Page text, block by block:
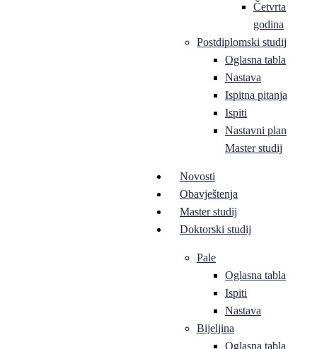
Četvrta
godina
Postdiplomski studij
Oglasna tabla
Nastava
Ispitna pitanja
Ispiti
Nastavni plan
Master studij
Novosti
Obavještenja
Master studij
Doktorski studij
Pale
Oglasna tabla
Ispiti
Nastava
Bijeljina
Oglasna tabla